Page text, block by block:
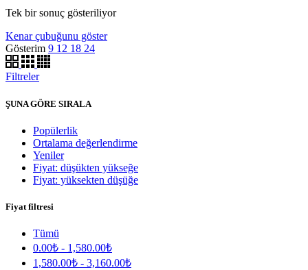
Tek bir sonuç gösteriliyor
Kenar çubuğunu göster
Gösterim 9 12 18 24
Filtreler
ŞUNA GÖRE SIRALA
Popülerlik
Ortalama değerlendirme
Yeniler
Fiyat: düşükten yükseğe
Fiyat: yüksekten düşüğe
Fiyat filtresi
Tümü
0.00₺ - 1,580.00₺
1,580.00₺ - 3,160.00₺